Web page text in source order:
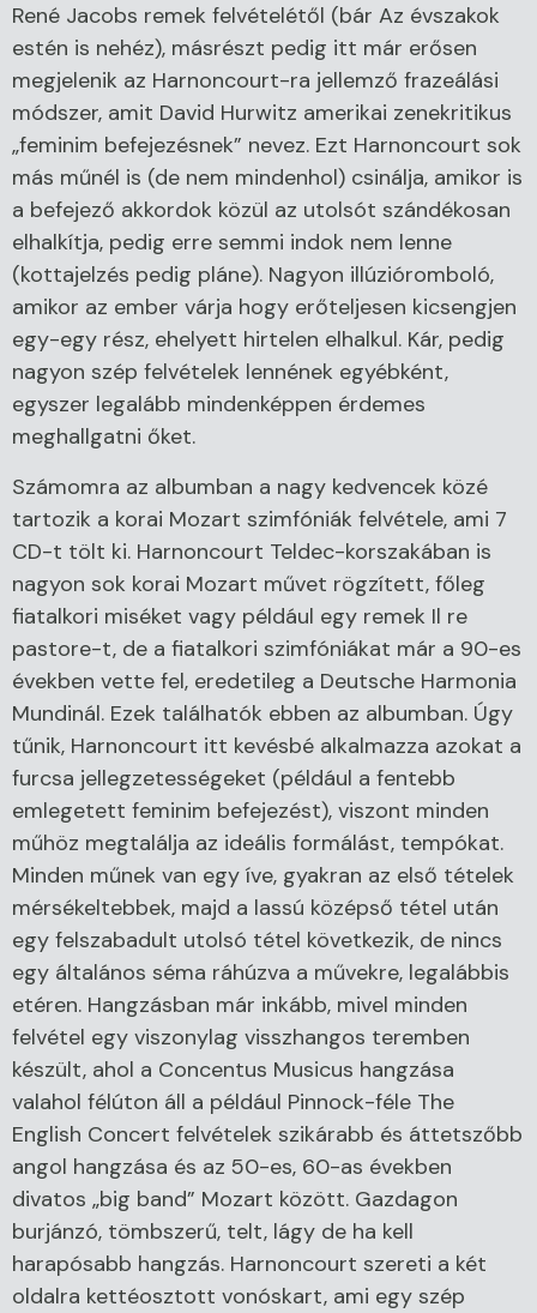
René Jacobs remek felvételétől (bár Az évszakok
estén is nehéz), másrészt pedig itt már erősen
megjelenik az Harnoncourt-ra jellemző frazeálási
módszer, amit David Hurwitz amerikai zenekritikus
„feminim befejezésnek” nevez. Ezt Harnoncourt sok
más műnél is (de nem mindenhol) csinálja, amikor is
a befejező akkordok közül az utolsót szándékosan
elhalkítja, pedig erre semmi indok nem lenne
(kottajelzés pedig pláne). Nagyon illúzióromboló,
amikor az ember várja hogy erőteljesen kicsengjen
egy-egy rész, ehelyett hirtelen elhalkul. Kár, pedig
nagyon szép felvételek lennének egyébként,
egyszer legalább mindenképpen érdemes
meghallgatni őket.
Számomra az albumban a nagy kedvencek közé
tartozik a korai Mozart szimfóniák felvétele, ami 7
CD-t tölt ki. Harnoncourt Teldec-korszakában is
nagyon sok korai Mozart művet rögzített, főleg
fiatalkori miséket vagy például egy remek Il re
pastore-t, de a fiatalkori szimfóniákat már a 90-es
években vette fel, eredetileg a Deutsche Harmonia
Mundinál. Ezek találhatók ebben az albumban. Úgy
tűnik, Harnoncourt itt kevésbé alkalmazza azokat a
furcsa jellegzetességeket (például a fentebb
emlegetett feminim befejezést), viszont minden
műhöz megtalálja az ideális formálást, tempókat.
Minden műnek van egy íve, gyakran az első tételek
mérsékeltebbek, majd a lassú középső tétel után
egy felszabadult utolsó tétel következik, de nincs
egy általános séma ráhúzva a művekre, legalábbis
etéren. Hangzásban már inkább, mivel minden
felvétel egy viszonylag visszhangos teremben
készült, ahol a Concentus Musicus hangzása
valahol félúton áll a például Pinnock-féle The
English Concert felvételek szikárabb és áttetszőbb
angol hangzása és az 50-es, 60-as években
divatos „big band” Mozart között. Gazdagon
burjánzó, tömbszerű, telt, lágy de ha kell
harapósabb hangzás. Harnoncourt szereti a két
oldalra kettéosztott vonóskart, ami egy szép